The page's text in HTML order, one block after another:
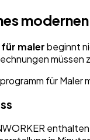
malerbeginnt
müssen
enthalten